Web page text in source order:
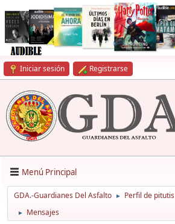
Iniciar sesión Registrarse
Menú Principal
GDA.-Guardianes Del Asfalto ► Perfil de pitutis
► Mensajes